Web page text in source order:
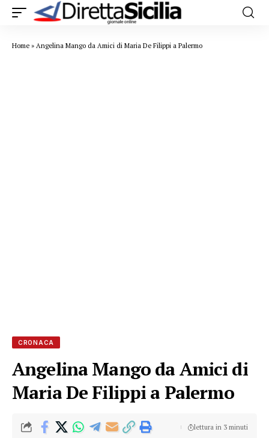
Home » Angelina Mango da Amici di Maria De Filippi a Palermo
CRONACA
Angelina Mango da Amici di
Maria De Filippi a Palermo
lettura in 3 minuti